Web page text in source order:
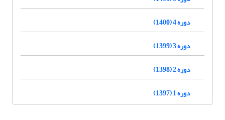
دوره 4 (1400)
دوره 3 (1399)
دوره 2 (1398)
دوره 1 (1397)